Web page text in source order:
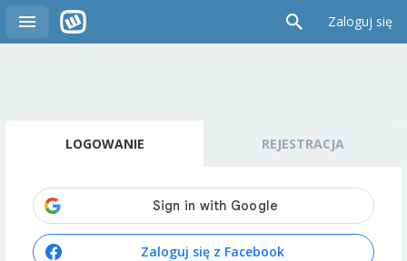
Zaloguj się
LOGOWANIE REJESTRACJA
Zaloguj się z Facebook